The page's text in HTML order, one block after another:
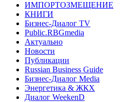
ИМПОРТОЗМЕЩЕНИЕ
КНИГИ
Бизнес-Диалог TV
Public.RBGmedia
Актуально
Новости
Публикации
Russian Business Guide
Бизнес-Диалог Media
Энергетика & ЖКХ
Диалог WeekenD